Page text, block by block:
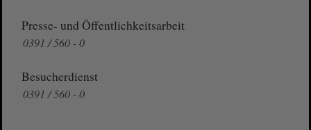
Presse- und Öffentlichkeitsarbeit
0391 / 560 - 0
Besucherdienst
0391 / 560 - 0